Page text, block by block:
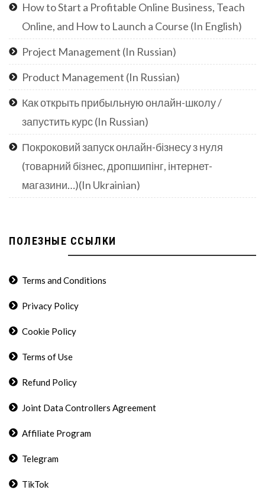
How to Start a Profitable Online Business, Teach
Online, and How to Launch a Course (In English)
Project Management (In Russian)
Product Management (In Russian)
Как открыть прибыльную онлайн-школу /
запустить курс (In Russian)
Покроковий запуск онлайн-бізнесу з нуля
(товарний бізнес, дропшипінг, інтернет-
магазини…)(In Ukrainian)
ПОЛЕЗНЫЕ ССЫЛКИ
Terms and Conditions
Privacy Policy
Cookie Policy
Terms of Use
Refund Policy
Joint Data Controllers Agreement
Affiliate Program
Telegram
TikTok